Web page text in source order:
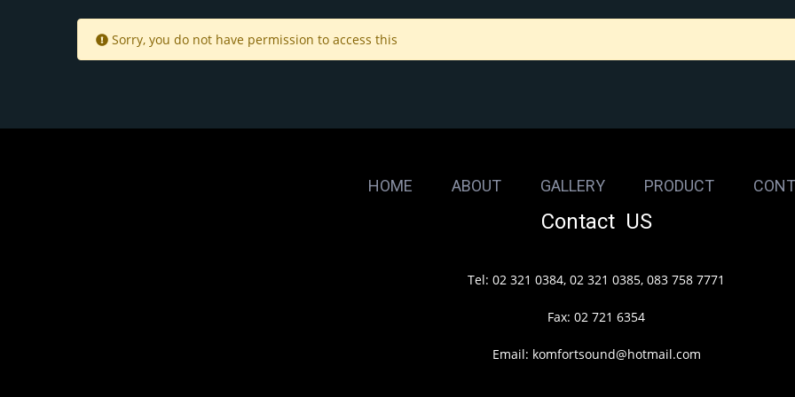
Sorry, you do not have permission to access this
HOME ABOUT GALLERY PRODUCT
Contact US
Tel: 02 321 0384, 02 321 0385, 083 758 7771
Fax: 02 721 6354
Email: komfortsound@hotmail.com